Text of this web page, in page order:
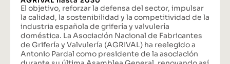
El objetivo, reforzar la defensa del sector, impulsar
la calidad, la sostenibilidad y la competitividad de la
industria española de grifería y valvulería
doméstica. La Asociación Nacional de Fabricantes
de Grifería y Valvulería (AGRIVAL) ha reelegido a
Antonio Pardal como presidente de la asociación